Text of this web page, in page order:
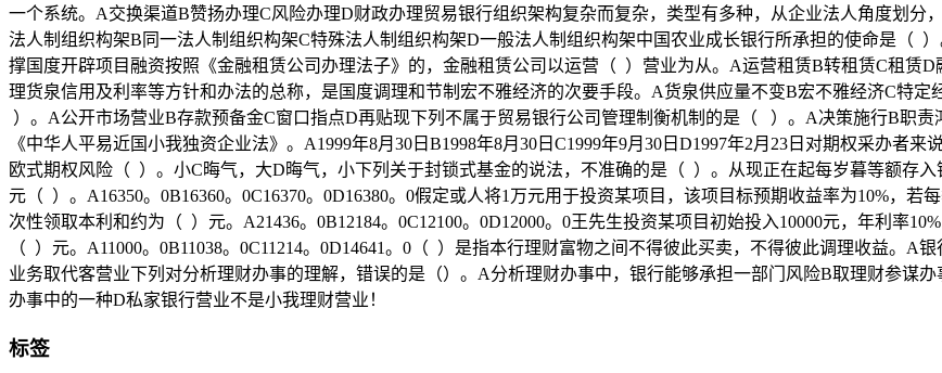
一个系统。A交换渠道B赞扬办理C风险办理D财政办理贸易银行组织架构复杂而复杂，类型有多种，从企业法人角度划
法人制组织构架B同一法人制组织构架C特殊法人制组织构架D一般法人制组织构架中国农业成长银行所承担的使命是（
撑国度开辟项目融资按照《金融租赁公司办理法子》的，金融租赁公司以运营（ ）营业为从。A运营租赁B转租赁C租赁
理货泉信用及利率等方针和办法的总称，是国度调理和节制宏不雅经济的次要手段。A货泉供应量不变B宏不雅经济C特
）。A公开市场营业B存款预备金C窗口指点D再贴现下列不属于贸易银行公司管理制衡机制的是（ ）。A决策施行B职
《中华人平易近国小我独资企业法》。A1999年8月30日B1998年8月30日C1999年9月30日D1997年2月23日对期权采办者
欧式期权风险（ ）。小C晦气，大D晦气，小下列关于封锁式基金的说法，不准确的是（ ）。从现正在起每岁暮等额存
元（ ）。A16350。0B16360。0C16370。0D16380。0假定或人将1万元用于投资某项目，该项目标预期收益率为10%，
次性领取本利和约为（ ）元。A21436。0B12184。0C12100。0D12000。0王先生投资某项目初始投入10000元，年利率
（ ）元。A11000。0B11038。0C11214。0D14641。0（ ）是指本行理财富物之间不得彼此买卖，不得彼此调理收益。
业务取代客营业下列对分析理财办事的理解，错误的是（）。A分析理财办事中，银行能够承担一部门风险B取理财参谋
办事中的一种D私家银行营业不是小我理财营业！
标签